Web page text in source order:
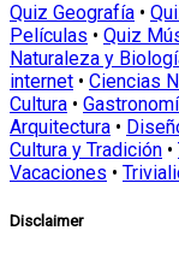
Quiz Geografía •
Películas • Quiz
Naturaleza y
internet • Ciencias
Cultura •
Arquitectura •
Cultura y Tradición •
Vacaciones •
Disclaimer